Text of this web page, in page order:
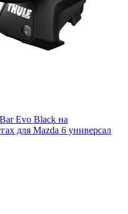
Evo Black на
для Mazda 6 универсал